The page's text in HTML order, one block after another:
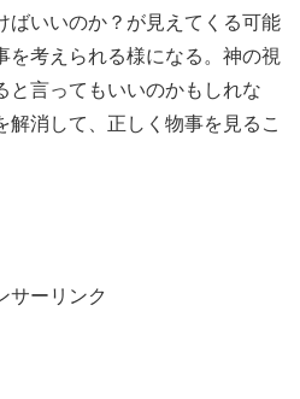
ばいいのか？が見えてくる可能
を考えられる様になる。神の視
と言ってもいいのかもしれな
解消して、正しく物事を見るこ
サーリンク